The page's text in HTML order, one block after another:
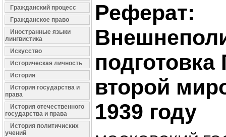
Гражданский процесс
Гражданское право
Иностранные языки
лингвистика
Искусство
Историческая личность
История
История государства и
права
История отечественного
государства и права
История политичиских
учений
Реферат:
второй
1939 году